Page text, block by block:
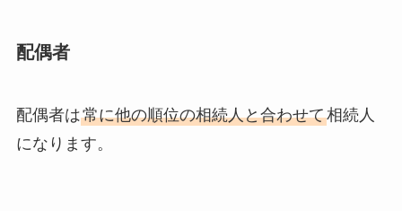
配偶者
配偶者は常に他の順位の相続人と合わせて相続人
になります。